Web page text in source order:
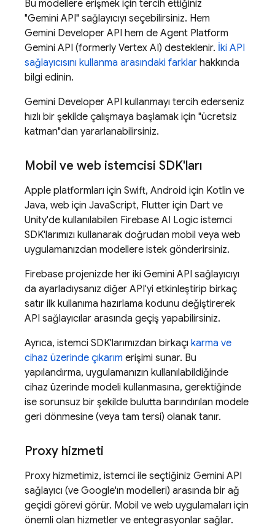
Bu modellere erişmek için tercih ettiğiniz
"Gemini API" sağlayıcıyı seçebilirsiniz. Hem
Gemini Developer API hem de Agent Platform
Gemini API (formerly Vertex AI) desteklenir. İki API
sağlayıcısını kullanma arasındaki farklar hakkında
bilgi edinin.
Gemini Developer API kullanmayı tercih ederseniz
hızlı bir şekilde çalışmaya başlamak için "ücretsiz
katman"dan yararlanabilirsiniz.
Mobil ve web istemcisi SDK'ları
Apple platformları için Swift, Android için Kotlin ve
Java, web için JavaScript, Flutter için Dart ve
Unity'de kullanılabilen Firebase AI Logic istemci
SDK'larımızı kullanarak doğrudan mobil veya web
uygulamanızdan modellere istek gönderirsiniz.
Firebase projenizde her iki Gemini API sağlayıcıyı
da ayarladıysanız diğer API'yi etkinleştirip birkaç
satır ilk kullanıma hazırlama kodunu değiştirerek
API sağlayıcılar arasında geçiş yapabilirsiniz.
Ayrıca, istemci SDK'larımızdan birkaçı karma ve
cihaz üzerinde çıkarım erişimi sunar. Bu
yapılandırma, uygulamanızın kullanılabildiğinde
cihaz üzerinde modeli kullanmasına, gerektiğinde
ise sorunsuz bir şekilde bulutta barındırılan modele
geri dönmesine (veya tam tersi) olanak tanır.
Proxy hizmeti
Proxy hizmetimiz, istemci ile seçtiğiniz Gemini API
sağlayıcı (ve Google'ın modelleri) arasında bir ağ
geçidi görevi görür. Mobil ve web uygulamaları için
önemli olan hizmetler ve entegrasyonlar sağlar.